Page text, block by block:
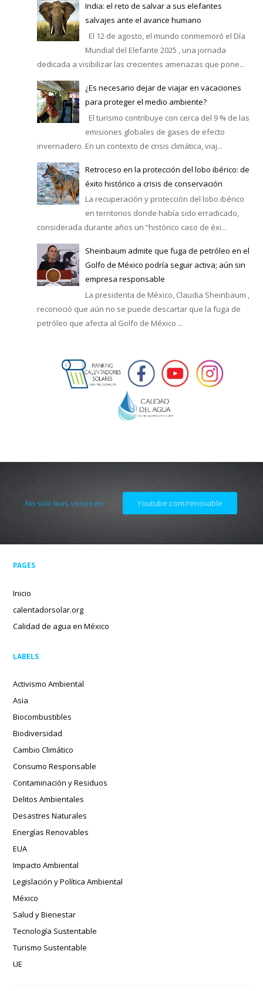
India: el reto de salvar a sus elefantes
salvajes ante el avance humano
El 12 de agosto, el mundo conmemoró el Día
Mundial del Elefante 2025 , una jornada
dedicada a visibilizar las crecientes amenazas que pone...
¿Es necesario dejar de viajar en vacaciones
para proteger el medio ambiente?
El turismo contribuye con cerca del 9 % de las
emisiones globales de gases de efecto
invernadero. En un contexto de crisis climática, viaj...
Retroceso en la protección del lobo ibérico: de
éxito histórico a crisis de conservación
La recuperación y protección del lobo ibérico
en territorios donde había sido erradicado,
considerada durante años un “histórico caso de éxi...
Sheinbaum admite que fuga de petróleo en el
Golfo de México podría seguir activa; aún sin
empresa responsable
La presidenta de México, Claudia Sheinbaum ,
reconoció que aún no se puede descartar que la fuga de
petróleo que afecta al Golfo de México ...
No solo leas, venos en Youtube.com/renovable
PAGES
Inicio
calentadorsolar.org
Calidad de agua en México
LABELS
Activismo Ambiental
Asia
Biocombustibles
Biodiversidad
Cambio Climático
Consumo Responsable
Contaminación y Residuos
Delitos Ambientales
Desastres Naturales
Energías Renovables
EUA
Impacto Ambiental
Legislación y Política Ambiental
México
Salud y Bienestar
Tecnología Sustentable
Turismo Sustentable
UE